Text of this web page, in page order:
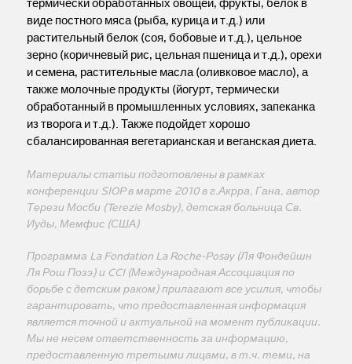
термически обработанных овощей, фрукты, белок в
виде постного мяса (рыба, курица и т.д.) или
растительный белок (соя, бобовые и т.д.), цельное
зерно (коричневый рис, цельная пшеница и т.д.), орехи
и семена, растительные масла (оливковое масло), а
также молочные продукты (йогурт, термически
обработанный в промышленных условиях, запеканка
из творога и т.д.). Также подойдет хорошо
сбалансированная вегетарианская и веганская диета.
Материалы статьи подготовлены в рамках
конференции SIOP в марте 2010 в г.Акрра, Гана, автор
Терези Мосби (Terezie Mosby), детская больница Св.
Иуды, Мемфис (США)
Программа La Fondation La Roche-Posay (Ля Фондейшн
Ля Рош Позэ) и CCI (Международная Ассоциация по
борьбе с детским раком) прилагают все усилия, чтобы
гарантировать, что предоставленная информация
является точной и актуальной на момент публикации.
Мы не несем ответственность за информацию,
предоставленную третьими лицами, в т.ч. теми, на